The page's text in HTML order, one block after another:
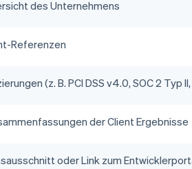
des Unternehmens
Referenzen
(z. B. PCI DSS v4.0, SOC 2 Typ
der Client Ergebnisse
oder Link zum